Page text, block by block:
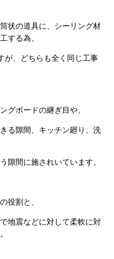
状の道具に、シーリング材
する為、
が、どちらも全く同じ工事
グボードの継ぎ目や、
る隙間、キッチン廻り、洗
隙間に施されいています。
役割と、
地震などに対して柔軟に対